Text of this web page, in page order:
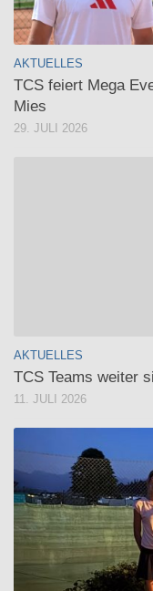
AKTUELLES
TCS feiert Mega
Mies
29. JULI 2026
AKTUELLES
TCS Teams weiter
11. JULI 2026